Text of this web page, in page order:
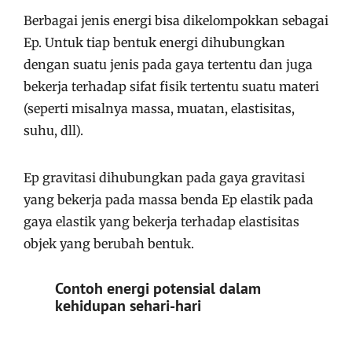
Berbagai jenis energi bisa dikelompokkan sebagai
Ep. Untuk tiap bentuk energi dihubungkan
dengan suatu jenis pada gaya tertentu dan juga
bekerja terhadap sifat fisik tertentu suatu materi
(seperti misalnya massa, muatan, elastisitas,
suhu, dll).
Ep gravitasi dihubungkan pada gaya gravitasi
yang bekerja pada massa benda Ep elastik pada
gaya elastik yang bekerja terhadap elastisitas
objek yang berubah bentuk.
Contoh energi potensial dalam
kehidupan sehari-hari